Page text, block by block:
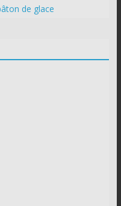
de glace